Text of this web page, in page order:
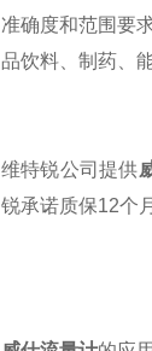
准确度和范围要
品饮料、制药、
维特锐公司提供
锐承诺质保12个